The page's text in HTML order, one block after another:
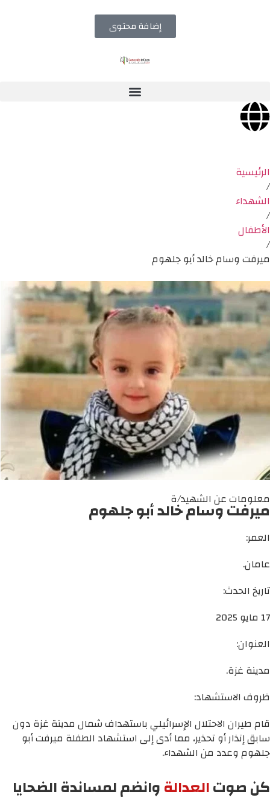
إضافة محتوى
الرئيسية
/
الشهداء
/
الأطفال
/
ميرفت وسام خالد أبو جلهوم
معلومات عن الشهيد/ة
ميرفت وسام خالد أبو جلهوم
العمر:
عامان.
تاريخ الحدث:
17 مايو 2025
العنوان:
مدينة غزة.
ظروف الاستشهاد:
قام طيران الاحتلال الإسرائيلي باستهداف شمال مدينة غزة دون
سابق إنذار أو تحذير، مما أدى إلى استشهاد الطفلة ميرفت أبو
جلهوم وعدد من الشهداء.
كن صوتالعدالةوانضم لمساندة الضحايا